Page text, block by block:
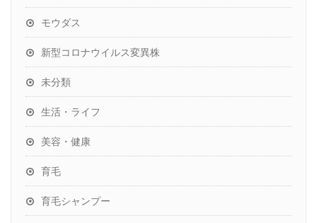
モウダス
新型コロナウイルス変異株
未分類
生活・ライフ
美容・健康
育毛
育毛シャンプー